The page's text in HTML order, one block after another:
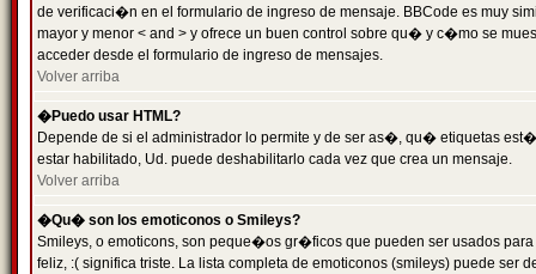
de verificaci�n en el formulario de ingreso de mensaje. BBCode es muy
mayor y menor < and > y ofrece un buen control sobre qu� y c�mo se
acceder desde el formulario de ingreso de mensajes.
Volver arriba
�Puedo usar HTML?
Depende de si el administrador lo permite y de ser as�, qu� etiquetas
estar habilitado, Ud. puede deshabilitarlo cada vez que crea un mensaje.
Volver arriba
�Qu� son los emoticonos o Smileys?
Smileys, o emoticons, son peque�os gr�ficos que pueden ser usados
feliz, :( significa triste. La lista completa de emoticonos (smileys) puede